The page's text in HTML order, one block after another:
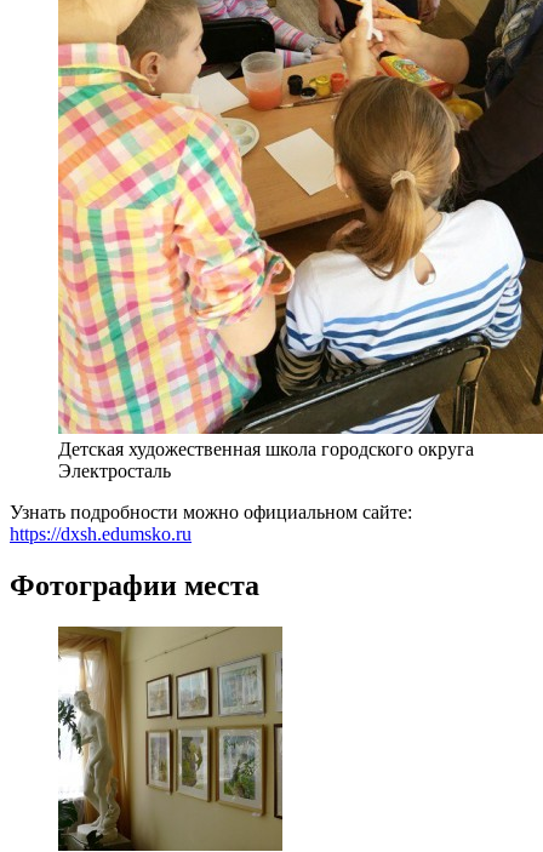
Детская художественная школа городского округа
Электросталь
Узнать подробности можно официальном сайте:
https://dxsh.edumsko.ru
Фотографии места